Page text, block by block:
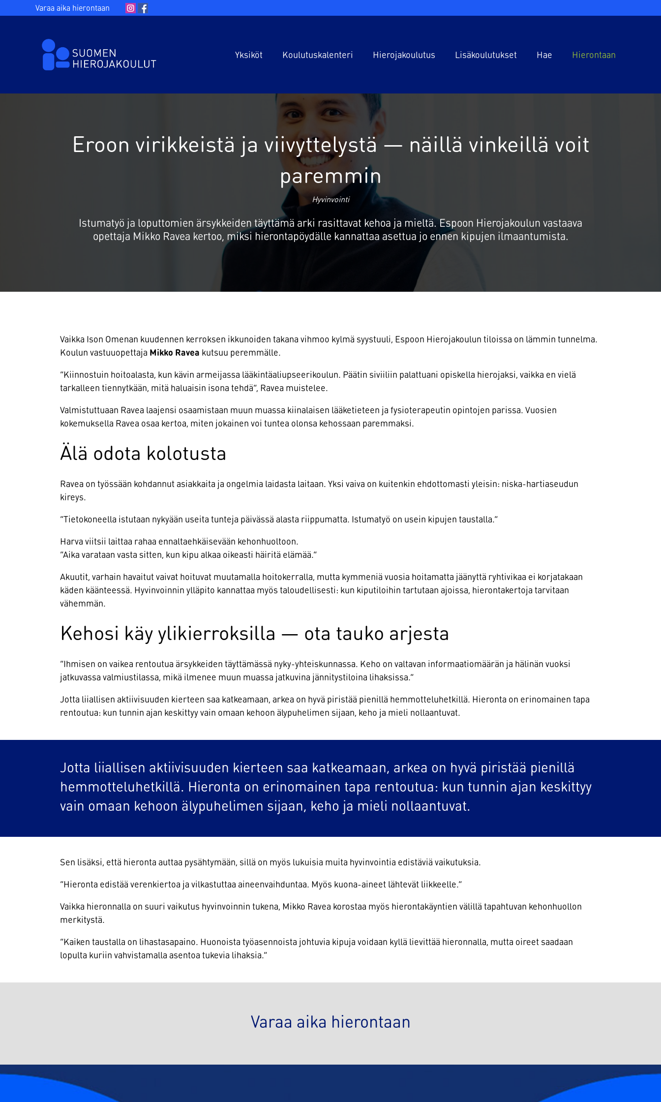
Varaa aika hierontaan
Yksiköt
Kuopio
Tampere
Koulutuskalenteri Hierojakoulutus
Koulutuksen sisältö
Koulutuskalenteri
Lisäkoulutukset
Työllistyminen
Opiskelijoiden kokemuksia
Lisäkoulutukset Hae Hierontaan
Eroon virikkeistä ja viivyttelystä — näillä vinkeillä voit
paremmin
Hyvinvointi
Istumatyö ja loputtomien ärsykkeiden täyttämä arki rasittavat kehoa ja mieltä. Espoon Hierojakoulun vastaava
opettaja Mikko Ravea kertoo, miksi hierontapöydälle kannattaa asettua jo ennen kipujen ilmaantumista.
Vaikka Ison Omenan kuudennen kerroksen ikkunoiden takana vihmoo kylmä syystuuli, Espoon Hierojakoulun tiloissa on lämmin tunnelma.
Koulun vastuuopettaja Mikko Ravea kutsuu peremmälle.
”Kiinnostuin hoitoalasta, kun kävin armeijassa lääkintäaliupseerikoulun. Päätin siviiliin palattuani opiskella hierojaksi, vaikka en vielä
tarkalleen tiennytkään, mitä haluaisin isona tehdä”, Ravea muistelee.
Valmistuttuaan Ravea laajensi osaamistaan muun muassa kiinalaisen lääketieteen ja fysioterapeutin opintojen parissa. Vuosien
kokemuksella Ravea osaa kertoa, miten jokainen voi tuntea olonsa kehossaan paremmaksi.
Älä odota kolotusta
Ravea on työssään kohdannut asiakkaita ja ongelmia laidasta laitaan. Yksi vaiva on kuitenkin ehdottomasti yleisin: niska-hartiaseudun
kireys.
”Tietokoneella istutaan nykyään useita tunteja päivässä alasta riippumatta. Istumatyö on usein kipujen taustalla.”
Harva viitsii laittaa rahaa ennaltaehkäisevään kehonhuoltoon.
”Aika varataan vasta sitten, kun kipu alkaa oikeasti häiritä elämää.”
Akuutit, varhain havaitut vaivat hoituvat muutamalla hoitokerralla, mutta kymmeniä vuosia hoitamatta jäänyttä ryhtivikaa ei korjatakaan
käden käänteessä. Hyvinvoinnin ylläpito kannattaa myös taloudellisesti: kun kiputiloihin tartutaan ajoissa, hierontakertoja tarvitaan
vähemmän.
Kehosi käy ylikierroksilla — ota tauko arjesta
”Ihmisen on vaikea rentoutua ärsykkeiden täyttämässä nyky-yhteiskunnassa. Keho on valtavan informaatiomäärän ja hälinän vuoksi
jatkuvassa valmiustilassa, mikä ilmenee muun muassa jatkuvina jännitystiloina lihaksissa.”
Jotta liiallisen aktiivisuuden kierteen saa katkeamaan, arkea on hyvä piristää pienillä hemmotteluhetkillä. Hieronta on erinomainen tapa
rentoutua: kun tunnin ajan keskittyy vain omaan kehoon älypuhelimen sijaan, keho ja mieli nollaantuvat.
Jotta liiallisen aktiivisuuden kierteen saa katkeamaan, arkea on hyvä piristää pienillä
hemmotteluhetkillä. Hieronta on erinomainen tapa rentoutua: kun tunnin ajan keskittyy
vain omaan kehoon älypuhelimen sijaan, keho ja mieli nollaantuvat.
Sen lisäksi, että hieronta auttaa pysähtymään, sillä on myös lukuisia muita hyvinvointia edistäviä vaikutuksia.
”Hieronta edistää verenkiertoa ja vilkastuttaa aineenvaihduntaa. Myös kuona-aineet lähtevät liikkeelle.”
Vaikka hieronnalla on suuri vaikutus hyvinvoinnin tukena, Mikko Ravea korostaa myös hierontakäyntien välillä tapahtuvan kehonhuollon
merkitystä.
”Kaiken taustalla on lihastasapaino. Huonoista työasennoista johtuvia kipuja voidaan kyllä lievittää hieronnalla, mutta oireet saadaan
lopulta kuriin vahvistamalla asentoa tukevia lihaksia.”
Varaa aika hierontaan